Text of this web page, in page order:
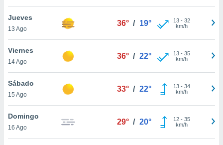
de
disponible
cookies
aceptar
Jueves
13 Ago
36° / 19° 13- 32
km/h
Viernes
14 Ago
36° / 22° 13- 35
km/h
Sábado
15 Ago
33° / 22° 13- 34
km/h
Domingo
16 Ago
29° / 20° 12- 35
km/h